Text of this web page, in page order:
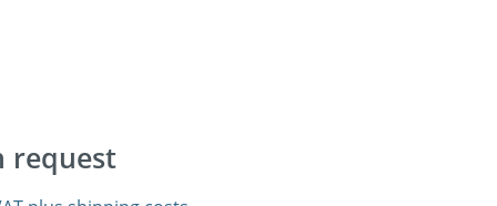
request